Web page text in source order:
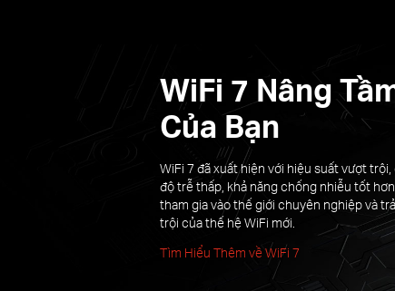
WiFi 7 Nâng
Của Bạn
WiFi 7 đã xuất hiện với hiệu suất vượt
độ trễ thấp, khả năng chống nhiễu tốt
tham gia vào thế giới chuyên nghiệp và
trội của thế hệ WiFi mới.
Tìm Hiểu Thêm về WiFi 7